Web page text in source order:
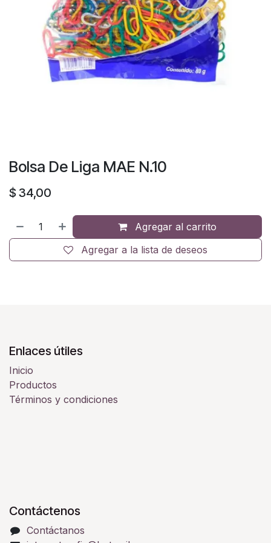
Bolsa De Liga MAE N.10
$ 34,00
Agregar al carrito
Agregar a la lista de deseos
Enlaces útiles
Inicio
Productos
Términos y condiciones
Contáctenos
Contáctanos